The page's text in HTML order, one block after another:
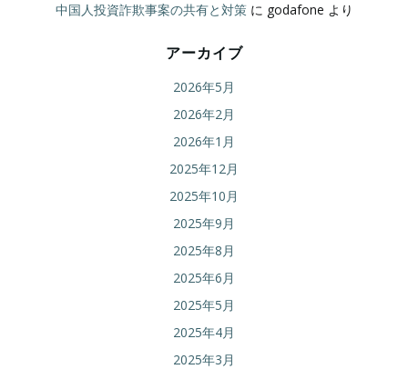
中国人投資詐欺事案の共有と対策に godafone より
アーカイブ
2026年5月
2026年2月
2026年1月
2025年12月
2025年10月
2025年9月
2025年8月
2025年6月
2025年5月
2025年4月
2025年3月